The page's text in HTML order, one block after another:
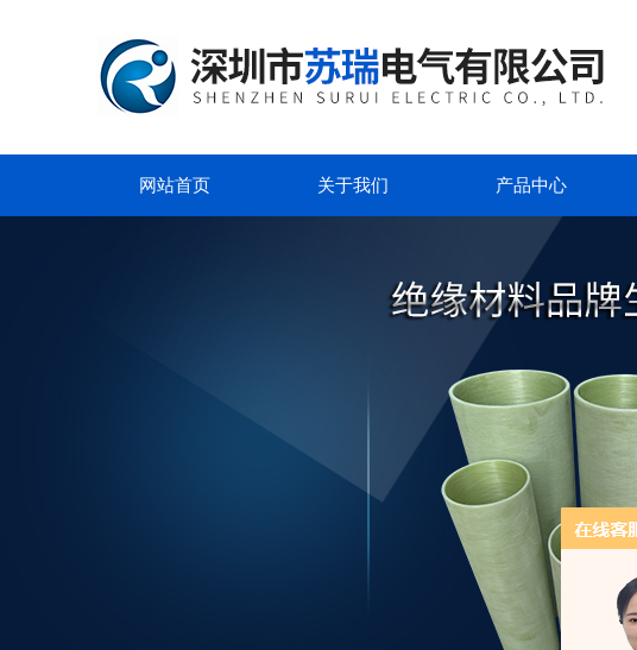
网站首页 关于我们 产品中心